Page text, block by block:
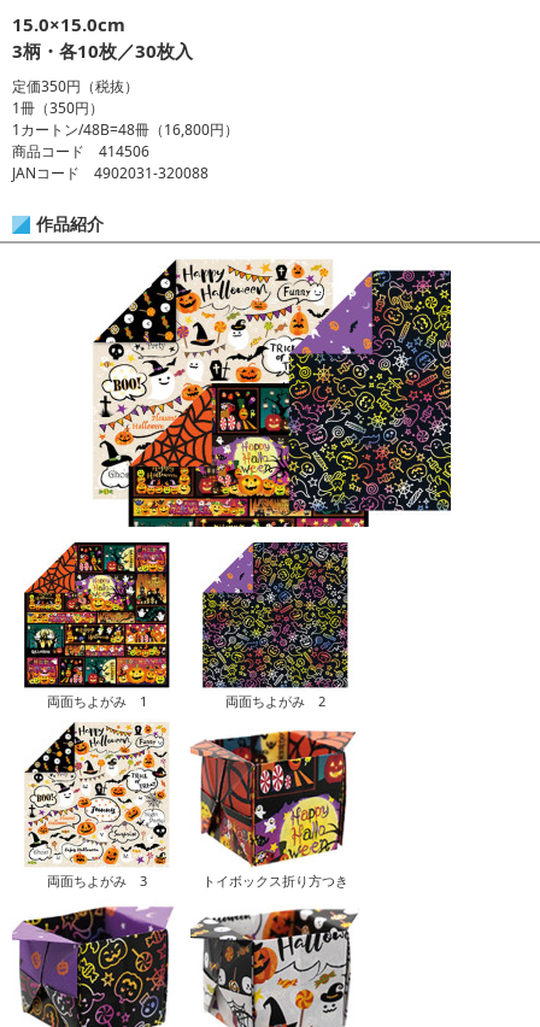
15.0×15.0cm
3柄・各10枚／30枚入
定価350円（税抜）
1冊（350円）
1カートン/48B=48冊（16,800円）
商品コード 414506
JANコード 4902031-320088
作品紹介
両面ちよがみ 1 両面ちよがみ 2
両面ちよがみ 3 トイボックス折り方つき